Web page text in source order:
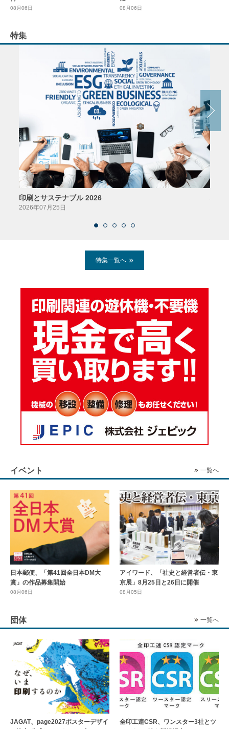
08月06日 08月06日
特集
印刷とサステナブル 2026
2026年07月25日
特集一覧へ
イベント 一覧へ
日本郵便、「第41回全日本DM大
賞」の作品募集開始
08月06日
アイワード、「社史と経営者伝・東
京展」8月25日と26日に開催
08月05日
団体 一覧へ
JAGAT、page2027ポスターデザイ
全印工連CSR、ワンスター3社とツ